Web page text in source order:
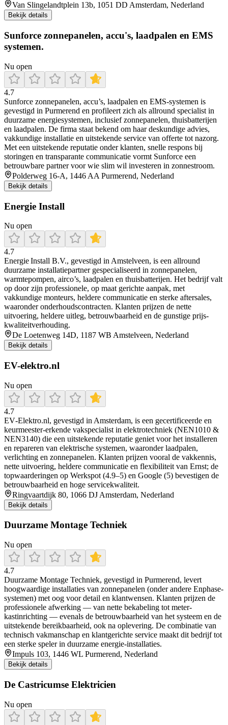
Van Slingelandtplein 13b, 1051 DD Amsterdam, Nederland
Bekijk details
Sunforce zonnepanelen, accu's, laadpalen en EMS
systemen.
Nu open
4.7
Sunforce zonnepanelen, accu’s, laadpalen en EMS-systemen is
gevestigd in Purmerend en profileert zich als allround specialist in
duurzame energiesystemen, inclusief zonnepanelen, thuisbatterijen
en laadpalen. De firma staat bekend om haar deskundige advies,
vakkundige installatie en uitstekende service van offerte tot nazorg.
Met een uitstekende reputatie onder klanten, snelle respons bij
storingen en transparante communicatie vormt Sunforce een
betrouwbare partner voor wie slim wil investeren in zonnestroom.
Polderweg 16-A, 1446 AA Purmerend, Nederland
Bekijk details
Energie Install
Nu open
4.7
Energie Install B.V., gevestigd in Amstelveen, is een allround
duurzame installatiepartner gespecialiseerd in zonnepanelen,
warmtepompen, airco’s, laadpalen en thuisbatterijen. Het bedrijf valt
op door zijn professionele, op maat gerichte aanpak, met
vakkundige monteurs, heldere communicatie en sterke aftersales,
waaronder onderhoudscontracten. Klanten prijzen de nette
uitvoering, heldere uitleg, betrouwbaarheid en de gunstige prijs-
kwaliteitverhouding.
De Loetenweg 14D, 1187 WB Amstelveen, Nederland
Bekijk details
EV-elektro.nl
Nu open
4.7
EV‑Elektro.nl, gevestigd in Amsterdam, is een gecertificeerde en
keurmeester‑erkende vakspecialist in elektrotechniek (NEN1010 &
NEN3140) die een uitstekende reputatie geniet voor het installeren
en repareren van elektrische systemen, waaronder laadpalen,
verlichting en zonnepanelen. Klanten prijzen vooral de vakkennis,
nette uitvoering, heldere communicatie en flexibiliteit van Ernst; de
topwaarderingen op Werkspot (4.9–5) en Google (5) bevestigen de
betrouwbaarheid en hoge servicekwaliteit.
Ringvaartdijk 80, 1066 DJ Amsterdam, Nederland
Bekijk details
Duurzame Montage Techniek
Nu open
4.7
Duurzame Montage Techniek, gevestigd in Purmerend, levert
hoogwaardige installaties van zonnepanelen (onder andere Enphase-
systemen) met oog voor detail en klantwensen. Klanten prijzen de
professionele afwerking — van nette bekabeling tot meter-
kastinrichting — evenals de betrouwbaarheid van het systeem en de
uitstekende bereikbaarheid, ook na oplevering. De combinatie van
technisch vakmanschap en klantgerichte service maakt dit bedrijf tot
een sterke speler in duurzame energie-installaties.
Impuls 103, 1446 WL Purmerend, Nederland
Bekijk details
De Castricumse Elektricien
Nu open